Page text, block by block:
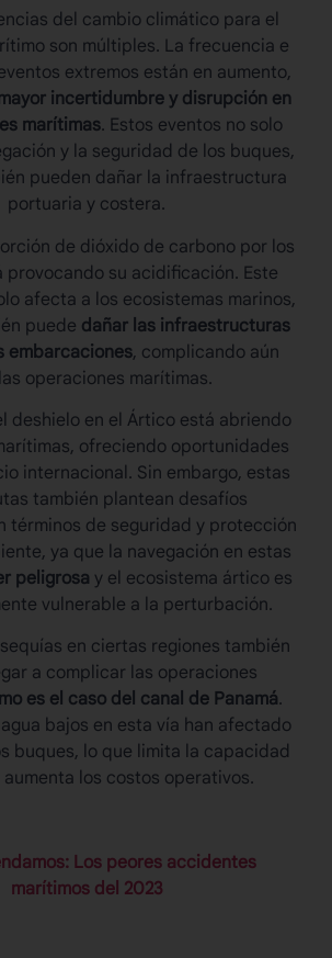
del cambio climático para el
son múltiples. La frecuencia e
extremos están en aumento,
incertidumbre y disrupción en
marítimas. Estos eventos no solo
y la seguridad de los buques,
pueden dañar la infraestructura
portuaria y costera.
de dióxido de carbono por los
provocando su acidificación. Este
afecta a los ecosistemas marinos,
puede dañar las infraestructuras
embarcaciones, complicando aún
operaciones marítimas.
deshielo en el Ártico está abriendo
ofreciendo oportunidades
internacional. Sin embargo, estas
también plantean desafíos
términos de seguridad y protección
ya que la navegación en estas
peligrosa y el ecosistema ártico es
vulnerable a la perturbación.
en ciertas regiones también
a complicar las operaciones
es el caso del canal de Panamá.
bajos en esta vía han afectado
buques, lo que limita la capacidad
aumenta los costos operativos.
Los peores accidentes
marítimos del 2023